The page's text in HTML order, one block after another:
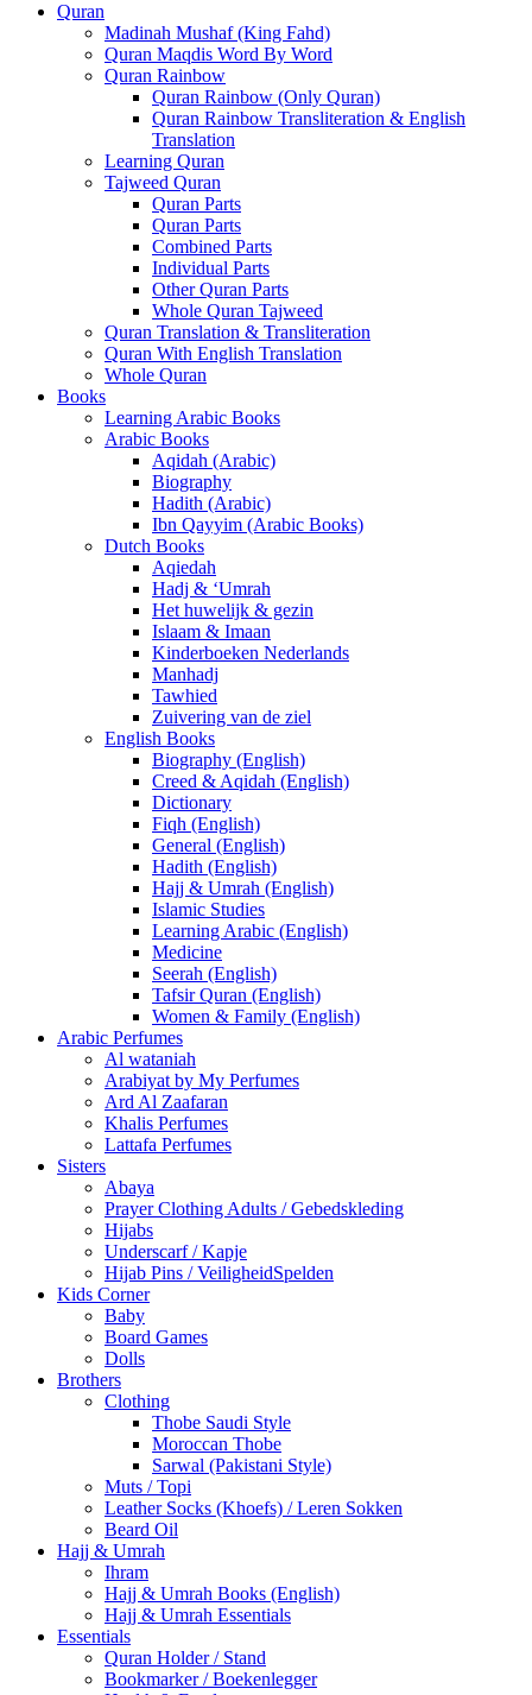
Quran
Madinah Mushaf (King Fahd)
Quran Maqdis Word By Word
Quran Rainbow
Quran Rainbow (Only Quran)
Quran Rainbow Transliteration & English
Translation
Learning Quran
Tajweed Quran
Quran Parts
Quran Parts
Combined Parts
Individual Parts
Other Quran Parts
Whole Quran Tajweed
Quran Translation & Transliteration
Quran With English Translation
Whole Quran
Books
Learning Arabic Books
Arabic Books
Aqidah (Arabic)
Biography
Hadith (Arabic)
Ibn Qayyim (Arabic Books)
Dutch Books
Aqiedah
Hadj & ‘Umrah
Het huwelijk & gezin
Islaam & Imaan
Kinderboeken Nederlands
Manhadj
Tawhied
Zuivering van de ziel
English Books
Biography (English)
Creed & Aqidah (English)
Dictionary
Fiqh (English)
General (English)
Hadith (English)
Hajj & Umrah (English)
Islamic Studies
Learning Arabic (English)
Medicine
Seerah (English)
Tafsir Quran (English)
Women & Family (English)
Arabic Perfumes
Al wataniah
Arabiyat by My Perfumes
Ard Al Zaafaran
Khalis Perfumes
Lattafa Perfumes
Sisters
Abaya
Prayer Clothing Adults / Gebedskleding
Hijabs
Underscarf / Kapje
Hijab Pins / VeiligheidSpelden
Kids Corner
Baby
Board Games
Dolls
Brothers
Clothing
Thobe Saudi Style
Moroccan Thobe
Sarwal (Pakistani Style)
Muts / Topi
Leather Socks (Khoefs) / Leren Sokken
Beard Oil
Hajj & Umrah
Ihram
Hajj & Umrah Books (English)
Hajj & Umrah Essentials
Essentials
Quran Holder / Stand
Bookmarker / Boekenlegger